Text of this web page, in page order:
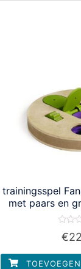
trainingsspel
met paars en
0
5
€